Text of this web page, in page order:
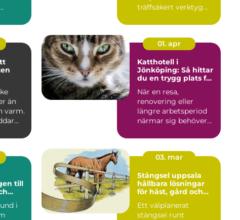
träffsäkert verktyg
än
varm.
01. apr
Katthotell i
Jönköping: Så hittar
du en trygg plats för
När en resa,
renovering eller
längre arbetsperiod
närmar sig behöver
i
03. mar
Stängsel uppsala
hållbara lösningar
för häst, gård och
Ett välplanerat
stängsel runt